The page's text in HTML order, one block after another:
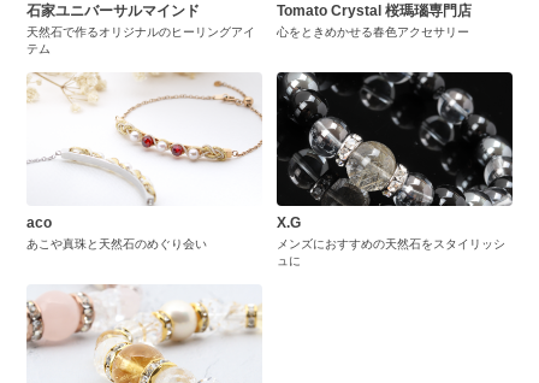
石家ユニバーサルマインド
天然石で作るオリジナルのヒーリングアイ
テム
Tomato Crystal 桜瑪瑙専門店
心をときめかせる春色アクセサリー
aco
あこや真珠と天然石のめぐり会い
X.G
メンズにおすすめの天然石をスタイリッシ
ュに